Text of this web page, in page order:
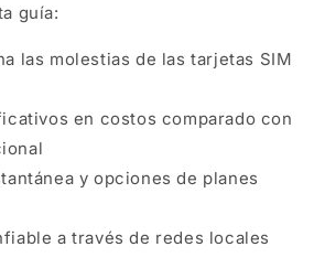
guía:
las molestias de las tarjetas SIM
en costos comparado con
y opciones de planes
a través de redes locales